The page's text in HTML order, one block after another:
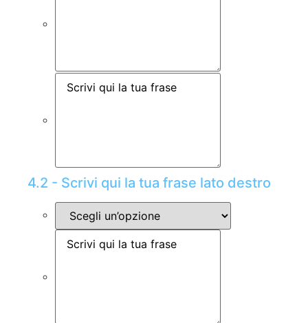
4.2 - Scrivi qui la tua frase lato destro